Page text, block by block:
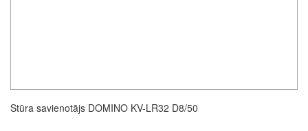
Stūra savienotājs DOMINO KV-LR32 D8/50